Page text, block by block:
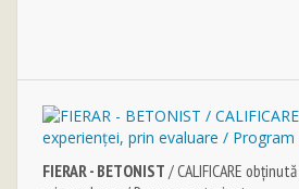
FIERAR - BETONIST / CALIFICARE